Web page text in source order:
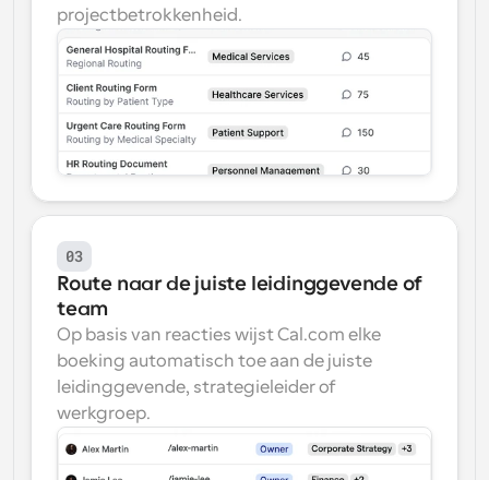
projectbetrokkenheid.
03
Route naar de juiste leidinggevende of
team
Op basis van reacties wijst Cal.com elke
boeking automatisch toe aan de juiste
leidinggevende, strategieleider of
werkgroep.